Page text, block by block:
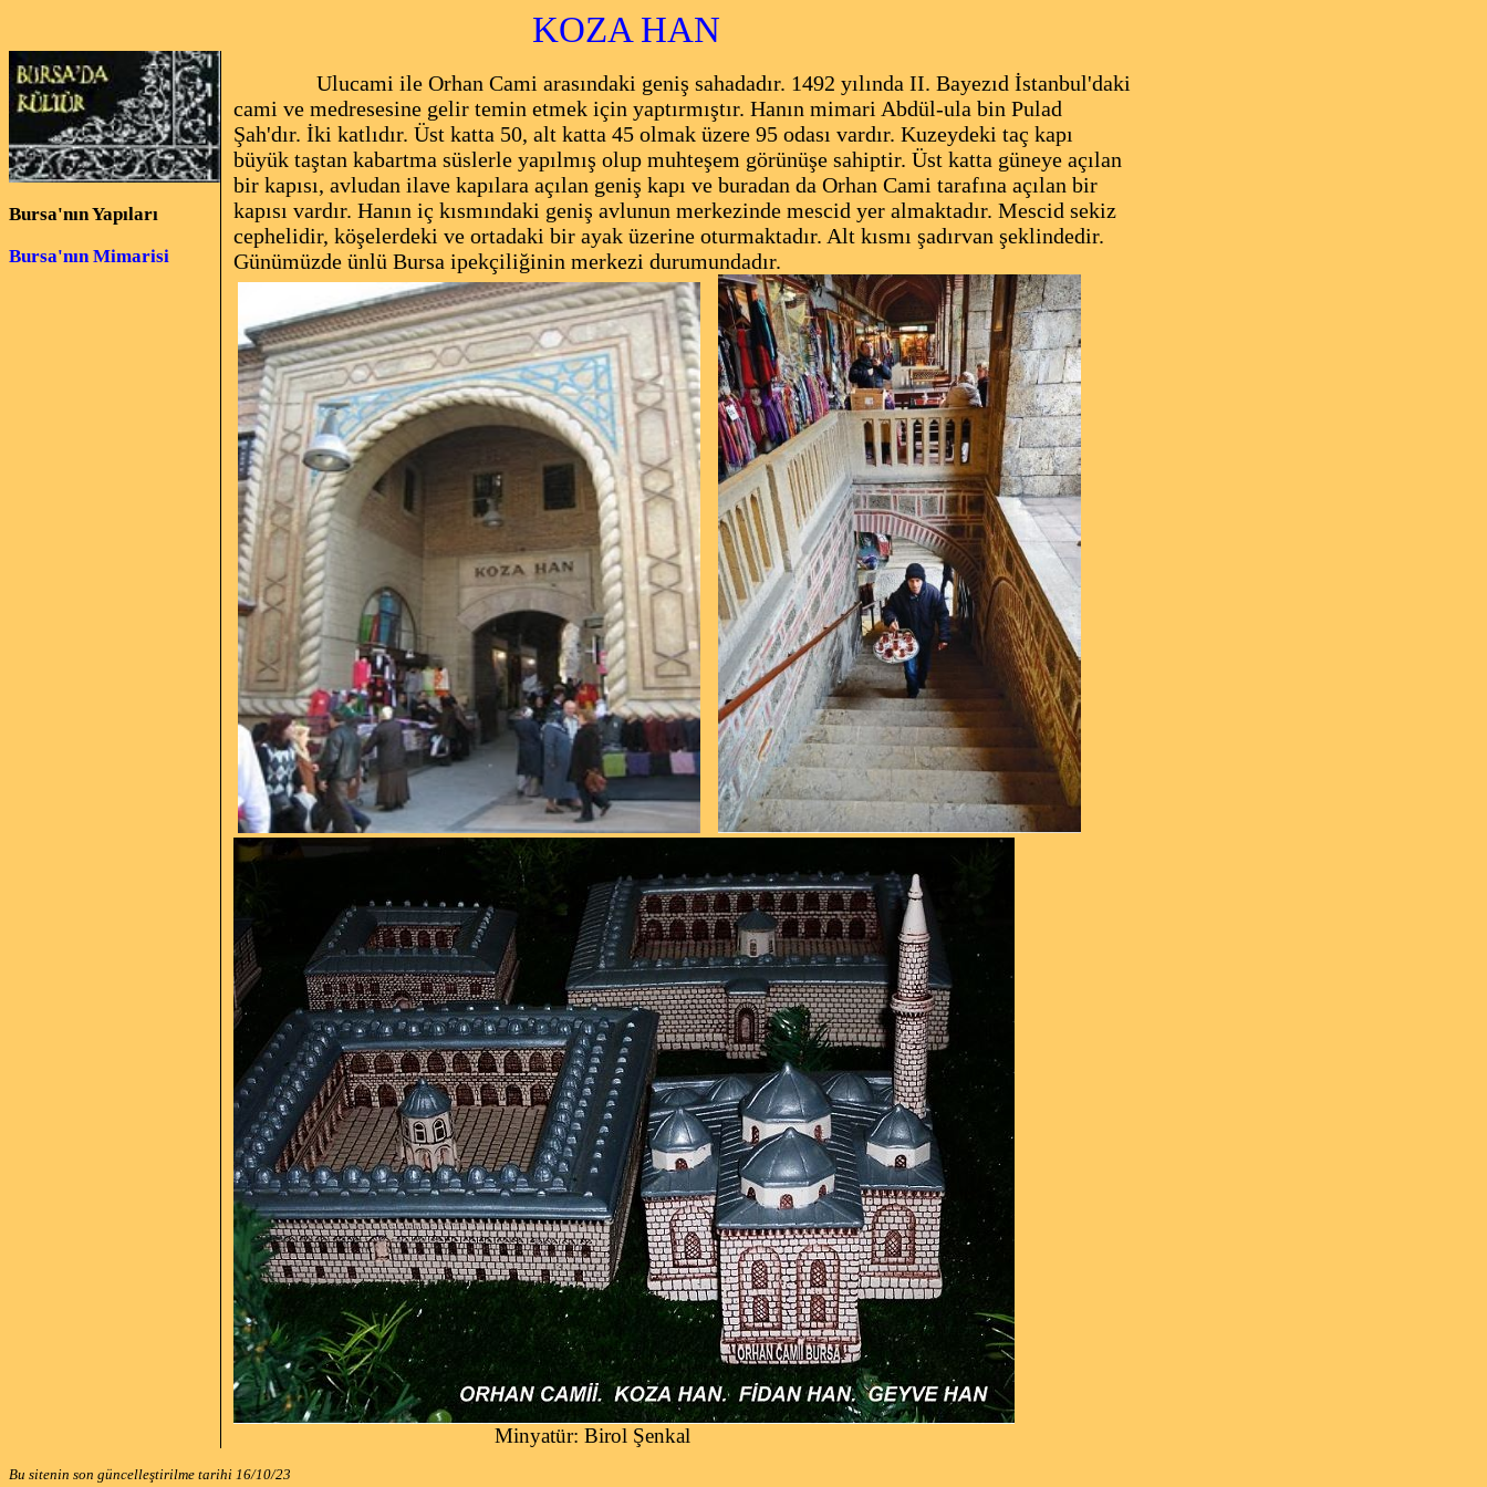
KOZA HAN
Bursa'nın Yapıları
Bursa'nın Mimarisi
Ulucami ile Orhan Cami arasındaki geniş sahadadır. 1492 yılında II. Bayezıd İstanbul'daki
cami ve medresesine gelir temin etmek için yaptırmıştır. Hanın mimari Abdül-ula bin Pulad
Şah'dır. İki katlıdır. Üst katta 50, alt katta 45 olmak üzere 95 odası vardır. Kuzeydeki taç kapı
büyük taştan kabartma süslerle yapılmış olup muhteşem görünüşe sahiptir. Üst katta güneye açılan
bir kapısı, avludan ilave kapılara açılan geniş kapı ve buradan da Orhan Cami tarafına açılan bir
kapısı vardır. Hanın iç kısmındaki geniş avlunun merkezinde mescid yer almaktadır. Mescid sekiz
cephelidir, köşelerdeki ve ortadaki bir ayak üzerine oturmaktadır. Alt kısmı şadırvan şeklindedir.
Günümüzde ünlü Bursa ipekçiliğinin merkezi durumundadır.
Minyatür: Birol Şenkal
Bu sitenin son güncelleştirilme tarihi 16/10/23